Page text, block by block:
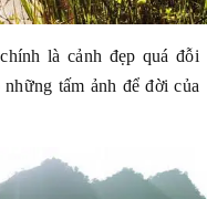
là cảnh đẹp quá đỗi
tấm ảnh để đời của